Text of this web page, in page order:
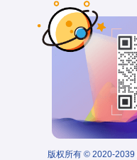
版权所有 © 2020-2039